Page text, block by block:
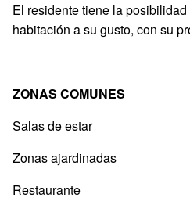
El residente tiene la
habitación a su gusto, con su
ZONAS COMUNES
Salas de estar
Zonas ajardinadas
Restaurante